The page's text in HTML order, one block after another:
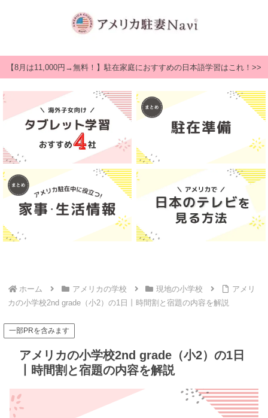
【8月は11,000円→無料！】駐在家庭におすすめの日本語学習はこれ！>>
ホーム アメリカの学校 現地の小学校
アメリ
カの小学校2nd grade（小2）の1日丨時間割と宿題の内容を解説
一部PRを含みます
アメリカの小学校2nd grade（小2）の1日
丨時間割と宿題の内容を解説